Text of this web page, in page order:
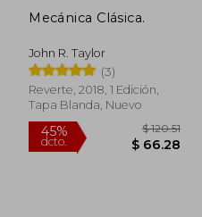
Mecánica Clásica.
John R. Taylor
(3)
Reverte, 2018, 1 Edición,
Tapa Blanda, Nuevo